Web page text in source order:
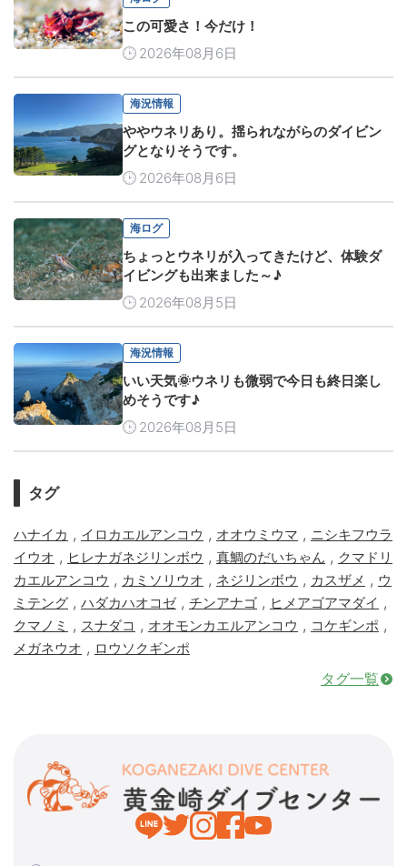
この可愛さ！今だけ！
2026年08月6日
海況情報
ややウネリあり。揺られながらのダイビン
グとなりそうです。
2026年08月6日
海ログ
ちょっとウネリが入ってきたけど、体験ダ
イビングも出来ました～♪
2026年08月5日
海況情報
いい天気🌞ウネリも微弱で今日も終日楽し
めそうです♪
2026年08月5日
タグ
ハナイカ , イロカエルアンコウ , オオウミウマ , ニシキフウラ
イウオ , ヒレナガネジリンボウ , 真鯛のだいちゃん , クマドリ
カエルアンコウ , カミソリウオ , ネジリンボウ , カスザメ , ウ
ミテング , ハダカハオコゼ, チンアナゴ , ヒメアゴアマダイ ,
クマノミ , スナダコ , オオモンカエルアンコウ , コケギンポ ,
メガネウオ , ロウソクギンポ
タグ一覧